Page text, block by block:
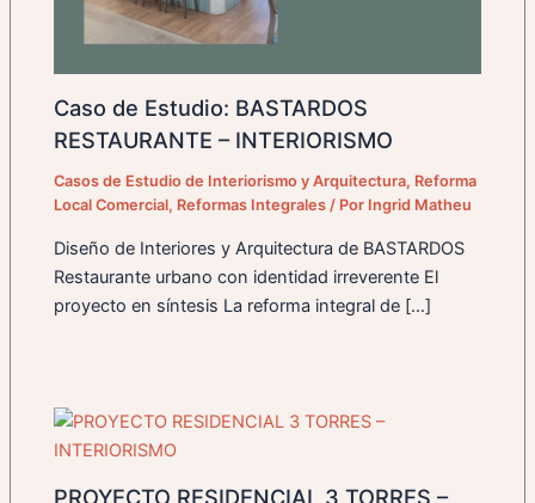
Caso de Estudio: BASTARDOS
RESTAURANTE – INTERIORISMO
Casos de Estudio de Interiorismo y Arquitectura, Reforma
Local Comercial, Reformas Integrales / Por Ingrid Matheu
Diseño de Interiores y Arquitectura de BASTARDOS
Restaurante urbano con identidad irreverente El
proyecto en síntesis La reforma integral de […]
PROYECTO RESIDENCIAL 3 TORRES –